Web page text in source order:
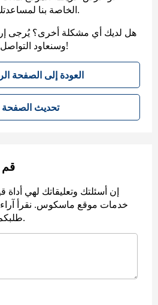
الخاصة بنا لمساعدتك في العثور على ما تريد.
هل لديك أي مشكلة أخرى؟ يُرجى
وسنعاود التواصل معك. شكرًا على صبرك!
العودة إلى الصفحة
تحديث الصفحة
قم
إن أسئلتك وتعليقاتك لهي أداة
خدمات موقع ماسكوس. نقرأ
طلبكم في أسرع وقت ممكن.